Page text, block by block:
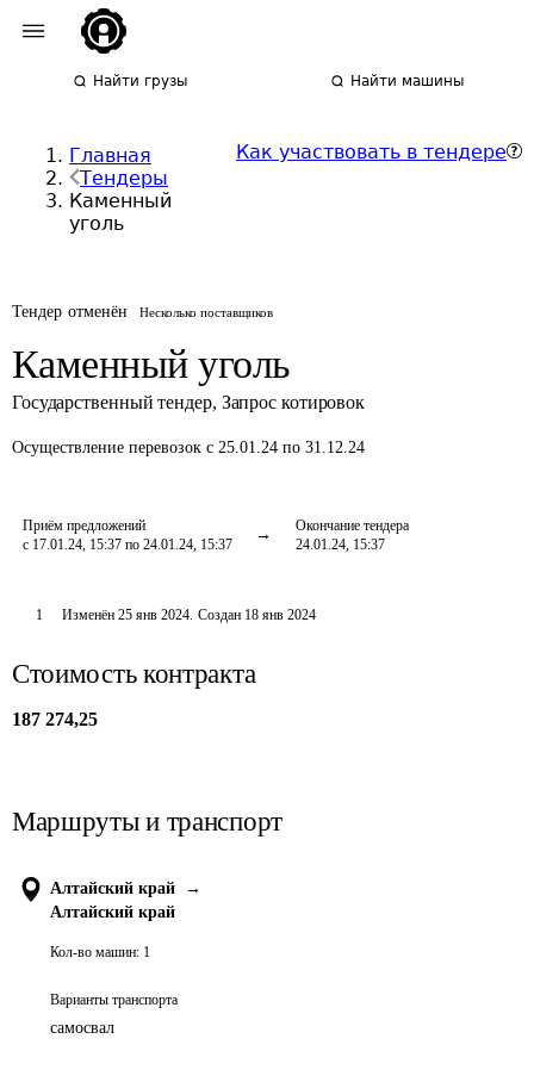
Найти грузы Найти машины
Главная
Тендеры
Каменный
уголь
Как участвовать в тендере
Тендер отменён Несколько поставщиков
Каменный уголь
Государственный тендер, Запрос котировок
Осуществление перевозок с 25.01.24 по 31.12.24
Приём предложений
с 17.01.24, 15:37 по 24.01.24, 15:37
Окончание тендера
24.01.24, 15:37
1 Изменён 25 янв 2024. Создан 18 янв 2024
Стоимость контракта
187 274,25
Маршруты и транспорт
Алтайский край
→
Алтайский край
Кол-во машин: 1
Варианты транспорта
самосвал